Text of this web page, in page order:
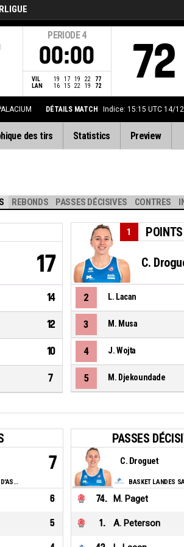
PERIODE 4
00:00
VIL 19 17 19 22
77
LAN
16 15 22 19 72 72
DÉTAILS MATCH Indice: 15:15 UTC 14/
des tirs Statistics Preview
REBONDS PASSES DÉCISIVES CONTRES
17
14
12
10
7
POINTS
1
C.
2 L. Lacan
3 M. Musa
4 J. Wojta
5 M. Djekoundade
ESB VILLENEUVE D'ASCQ LILLE METROPOLE
7
6
5
PASSES
BASKET LANDES
C. Droguet
74. M. Paget
1 . A. Peterson